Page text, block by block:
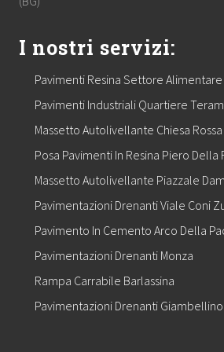
I nostri servizi:
Pavimenti Resina Settore
Pavimenti Industriali Quartiere
Massetto Autolivellante Chiesa
Posa Pavimenti In Resina Piero Della
Massetto Autolivellante Piazzale
Pavimentazioni Drenanti Viale Coni
Pavimento In Cemento Arco Della
Pavimentazioni Drenanti Monza
Rampa Carrabile Barlassina
Pavimentazioni Drenanti